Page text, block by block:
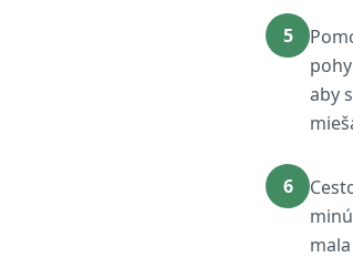
5
aby
6